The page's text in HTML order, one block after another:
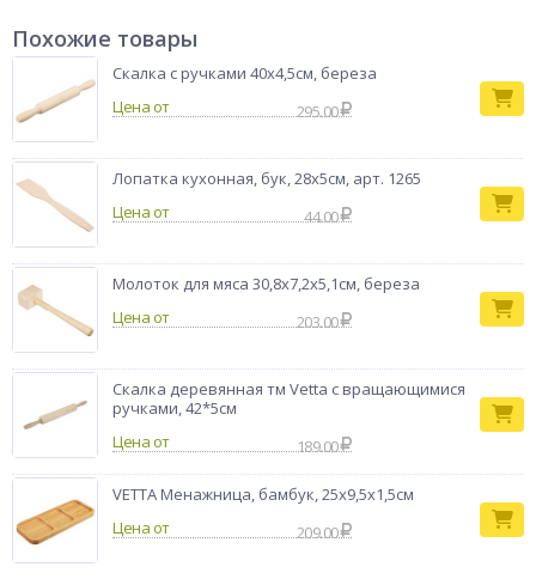
позволяет разместить его на столешнице, открытой полке
или барной стойке, экономя место в кухонных шкафах.
Устойчивое основание и продуманная геометрия
обеспечивают надёжность конструкции. Модель станет
стильным акцентом в интерьере кухни или гостиной.
Бренд VETTA
Похожие товары
Скалка с ручками 40x4,5см, береза
Цена от
295.00
Лопатка кухонная, бук, 28x5cм, арт. 1265
Цена от
44.00
Молоток для мяса 30,8х7,2х5,1см, береза
Цена от
203.00
Скалка деревянная тм Vetta c вращающимися
ручками, 42*5см
Цена от
189.00
VETTA Менажница, бамбук, 25x9,5x1,5см
Цена от
209.00